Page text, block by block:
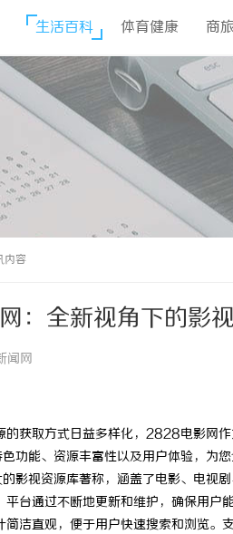
生活百科 体育健康 商
内容
：全新视角下的影
闻网
的获取方式日益多样化，2828电影网
功能、资源丰富性以及用户体验，为
影视资源库著称，涵盖了电影、电视
平台通过不断地更新和维护，确保用
简洁直观，便于用户快速搜索和浏览